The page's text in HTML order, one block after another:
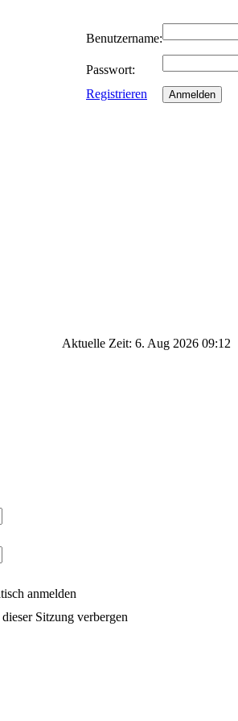
Benutzername:
Passwort:
Registrieren
Aktuelle Zeit: 6. Aug 2026 09:12
anmelden
Sitzung verbergen